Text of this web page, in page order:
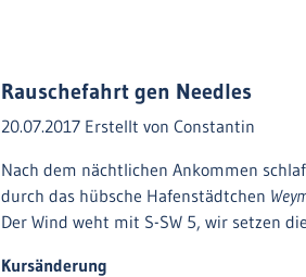
Rauschefahrt gen Needles
20.07.2017 Erstellt von Constantin
Nach dem nächtlichen Ankommen
durch das hübsche Hafenstädtchen
Der Wind weht mit S-SW 5, wir setzen
Kursänderung